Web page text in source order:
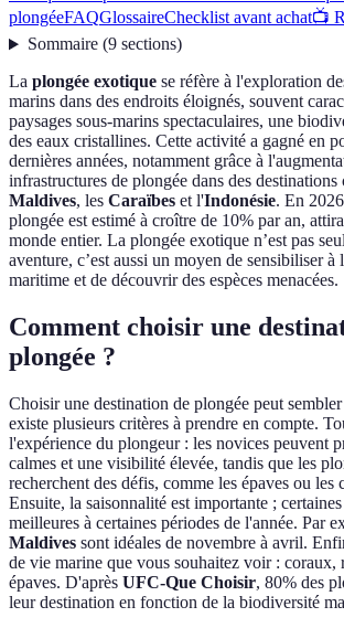
plongéeFAQGlossaireChecklist avant achat📺
Sommaire(9 sections)
La plongée exotique se réfère à l'exploration
marins dans des endroits éloignés, souvent
paysages sous-marins spectaculaires, une
des eaux cristallines. Cette activité a gagné en
dernières années, notamment grâce à
infrastructures de plongée dans des destinations
Maldives, les Caraïbes et l'Indonésie. En
plongée est estimé à croître de 10% par an,
monde entier. La plongée exotique n’est pas
aventure, c’est aussi un moyen de sensibiliser à
maritime et de découvrir des espèces menacées.
Comment choisir une
plongée ?
Choisir une destination de plongée peut
existe plusieurs critères à prendre en compte.
l'expérience du plongeur : les novices peuvent
calmes et une visibilité élevée, tandis que les
recherchent des défis, comme les épaves ou les
Ensuite, la saisonnalité est importante ;
meilleures à certaines périodes de l'année. Par
Maldives sont idéales de novembre à avril.
de vie marine que vous souhaitez voir : coraux,
épaves. D'après UFC-Que Choisir, 80% des
leur destination en fonction de la biodiversité